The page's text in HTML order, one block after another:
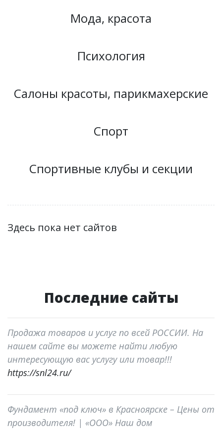
Мода, красота
Психология
Салоны красоты, парикмахерские
Спорт
Спортивные клубы и секции
Здесь пока нет сайтов
Последние сайты
Продажа товаров и услуг по всей РОССИИ. На
нашем сайте вы можете найти любую
интересующую вас услугу или товар!!!
https://snl24.ru/
Фундамент «под ключ» в Красноярске – Цены от
производителя! | «ООО» Наш дом